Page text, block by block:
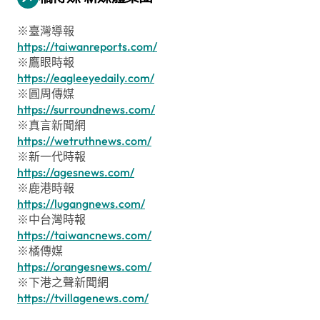
※臺灣導報
https://taiwanreports.com/
※鷹眼時報
https://eagleeyedaily.com/
※圓周傳媒
https://surroundnews.com/
※真言新聞網
https://wetruthnews.com/
※新一代時報
https://agesnews.com/
※鹿港時報
https://lugangnews.com/
※中台灣時報
https://taiwancnews.com/
※橘傳媒
https://orangesnews.com/
※下港之聲新聞網
https://tvillagenews.com/